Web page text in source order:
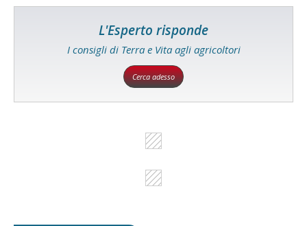
L'Esperto risponde
I consigli di Terra e Vita agli agricoltori
Cerca adesso